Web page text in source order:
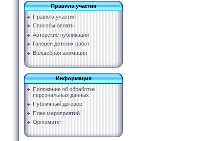
Правила участия
Правила участия
Способы оплаты
Авторские публикации
Галерея детских работ
Волшебная анимация
Информация
Положение об обработке
персональных данных
Публичный договор
План мероприятий
Оргкомитет